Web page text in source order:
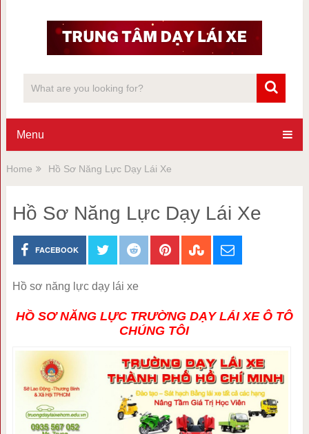
Menu
Home Hồ Sơ Năng Lực Dạy Lái Xe
Hồ Sơ Năng Lực Dạy Lái Xe
FACEBOOK
Hồ sơ năng lực dạy lái xe
HỒ SƠ NĂNG LỰC TRƯỜNG DẠY LÁI XE Ô TÔ
CHÚNG TÔI